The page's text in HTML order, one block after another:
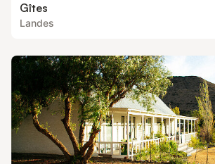
Gîtes
Landes